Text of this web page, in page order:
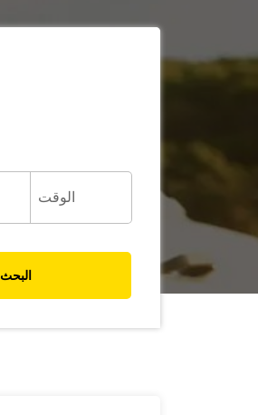
البحث